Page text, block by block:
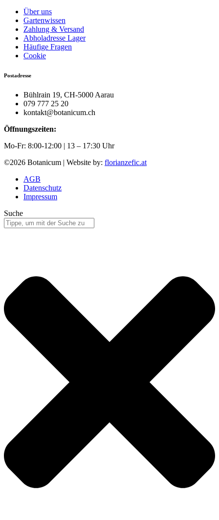
Über uns
Gartenwissen
Zahlung & Versand
Abholadresse Lager
Häufige Fragen
Cookie
Postadresse
Bühlrain 19, CH-5000 Aarau
079 777 25 20
kontakt@botanicum.ch
Öffnungszeiten:
Mo-Fr: 8:00-12:00 | 13 – 17:30 Uhr
©2026 Botanicum | Website by: florianzefic.at
AGB
Datenschutz
Impressum
Suche